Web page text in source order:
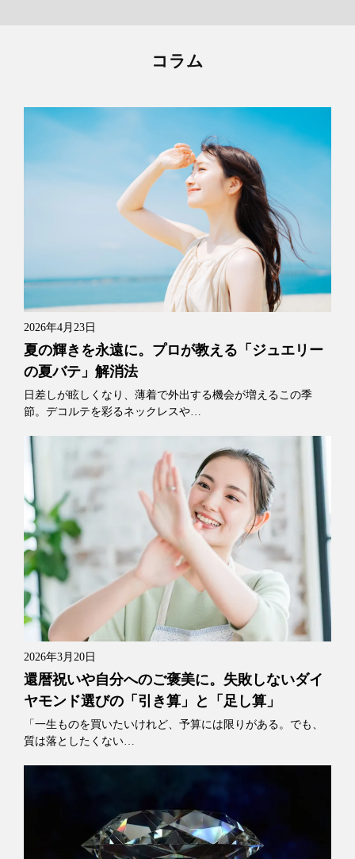
コラム
2026年4月23日
夏の輝きを永遠に。プロが教える「ジュエリー
の夏バテ」解消法
日差しが眩しくなり、薄着で外出する機会が増えるこの季
節。デコルテを彩るネックレスや…
2026年3月20日
還暦祝いや自分へのご褒美に。失敗しないダイ
ヤモンド選びの「引き算」と「足し算」
「一生ものを買いたいけれど、予算には限りがある。でも、
質は落としたくない…